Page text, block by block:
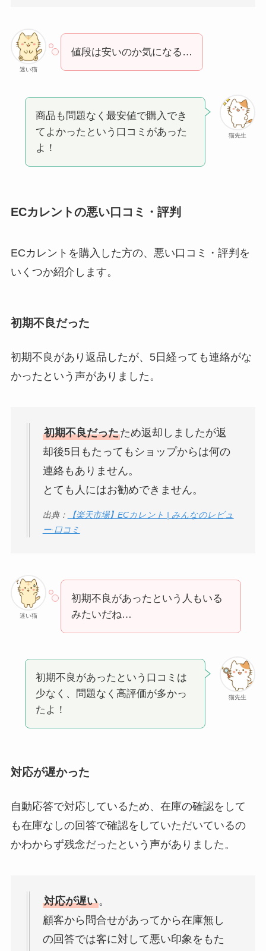
迷い猫
値段は安いのか気になる…
猫先生
商品も問題なく最安値で購入でき
てよかったという口コミがあった
よ！
ECカレントの悪い口コミ・評判
ECカレントを購入した方の、悪い口コミ・評判を
いくつか紹介します。
初期不良だった
初期不良があり返品したが、5日経っても連絡がな
かったという声がありました。
初期不良だったため返却しましたが返
却後5日もたってもショップからは何の
連絡もありません。
とても人にはお勧めできません。
出典：
【楽天市場】ECカレント | みんなのレビュ
ー·口コミ
迷い猫
初期不良があったという人もいる
みたいだね…
猫先生
初期不良があったという口コミは
少なく、問題なく高評価が多かっ
たよ！
対応が遅かった
自動応答で対応しているため、在庫の確認をして
も在庫なしの回答で確認をしていただいているの
かわからず残念だったという声がありました。
対応が遅い。
顧客から問合せがあってから在庫無し
の回答では客に対して悪い印象をもた